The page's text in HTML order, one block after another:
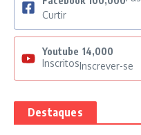
Curtir
Youtube 14,000
InscritosInscrever-se
Destaques